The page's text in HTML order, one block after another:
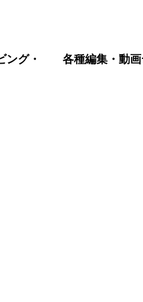
ング・ 各種編集・動画